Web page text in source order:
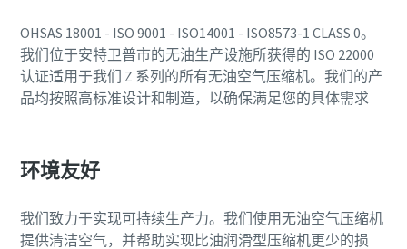
OHSAS 18001 - ISO 9001 - ISO14001 - ISO8573-1 CLASS 0。
我们位于安特卫普市的无油生产设施所获得的 ISO 22000
认证适用于我们 Z 系列的所有无油空气压缩机。我们的产
品均按照高标准设计和制造，以确保满足您的具体需求
环境友好
我们致力于实现可持续生产力。我们使用无油空气压缩机
提供清洁空气，并帮助实现比油润滑型压缩机更少的损